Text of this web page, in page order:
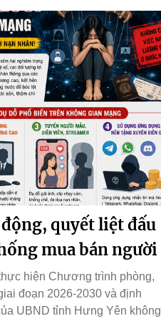
quyết liệt đấu
mua bán người
hiện Chương trình phòng,
đoạn 2026-2030 và định
UBND tỉnh Hưng Yên không